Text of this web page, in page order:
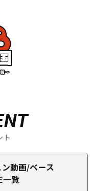
ト
ン動画/ベース
一覧